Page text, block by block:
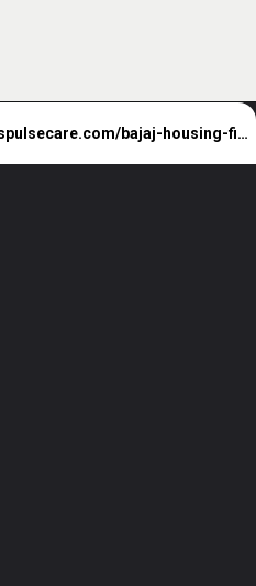
https://businesspulsecare.com/bajaj-housing-finance-ipo-price/